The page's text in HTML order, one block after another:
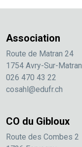
Association
Route de Matran 24
1754 Avry-Sur-Matran
026 470 43 22
cosahl@edufr.ch
CO du Gibloux
Route des Combes 2